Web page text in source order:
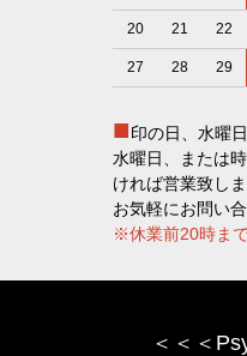
20 21 22
27 28 29
■印の日、水曜
水曜日、または
ければ営業致しま
お気軽にお問い
※休業前20時ま
＜＜＜